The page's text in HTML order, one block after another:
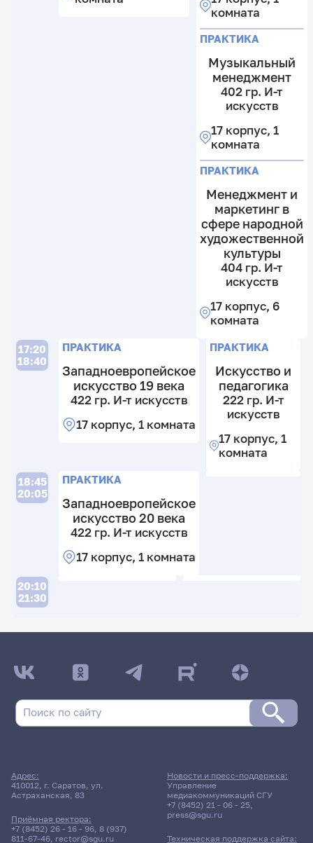
комната
ПРАКТИКА
Музыкальный
менеджмент
402 гр. И-т
искусств
17 корпус, 1
комната
ПРАКТИКА
Менеджмент и
маркетинг в
сфере народной
художественной
культуры
404 гр. И-т
искусств
17 корпус, 6
комната
17:20
18:40
ПРАКТИКА
Западноевропейское
искусство 19 века
422 гр. И-т искусств
17 корпус, 1 комната
ПРАКТИКА
Искусство и
педагогика
222 гр. И-т
искусств
17 корпус, 1
комната
18:45
20:05
ПРАКТИКА
Западноевропейское
искусство 20 века
422 гр. И-т искусств
17 корпус, 1 комната
20:10
21:30
ДАТА ПОСЛЕДНЕГО ОБНОВЛЕНИЯ:
05.02.2026
Менеджмент в хореографии
403гр., И-т искусств
Д/о
Адрес:
410012, г. Саратов, ул.
Астраханская, 83
Приёмная ректора:
+7 (8452) 26 - 16 - 96, 8 (937)
811-67-46, rector@sgu.ru
Новости и пресс-поддержка:
Управление
медиакоммуникаций СГУ
+7 (8452) 21 - 06 - 25,
press@sgu.ru
Техническая поддержка сайта: